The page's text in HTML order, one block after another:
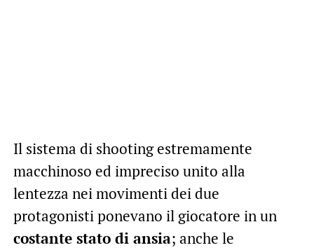
Il sistema di shooting estremamente
macchinoso ed impreciso unito alla
lentezza nei movimenti dei due
protagonisti ponevano il giocatore in un
costante stato di ansia; anche le